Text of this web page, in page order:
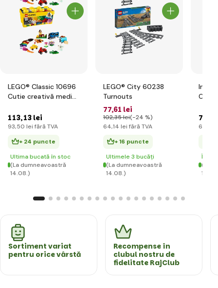
LEGO® Classic 10696
Cutie creativă medie
113,13 lei
93,50 lei fără TVA
+ 24 puncte
Ultima bucată în stoc
(La dumneavoastră
14.08.)
LEGO® City 60238
Turnouts
77,61 lei
102,35 lei(-24 %)
64,14 lei fără TVA
+ 16 puncte
Ultimele 3 bucăți
(La dumneavoastră
14.08.)
City
76
63
În
(La
Sortiment variat
pentru orice vârstă
Recompense în
clubul nostru de
fidelitate RajClub